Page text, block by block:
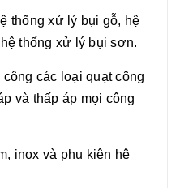
thống xử lý bụi gỗ, hệ
thống xử lý bụi sơn.
các loại quạt công
và thấp áp mọi công
inox và phụ kiện hệ